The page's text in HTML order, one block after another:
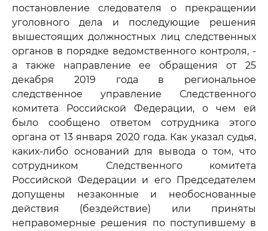
постановление следователя о прекращении
уголовного дела и последующие решения
вышестоящих должностных лиц следственных
органов в порядке ведомственного контроля, -
а также направление ее обращения от 25
декабря 2019 года в региональное
следственное управление Следственного
комитета Российской Федерации, о чем ей
было сообщено ответом сотрудника этого
органа от 13 января 2020 года. Как указал судья,
каких-либо оснований для вывода о том, что
сотрудником Следственного комитета
Российской Федерации и его Председателем
допущены незаконные и необоснованные
действия (бездействие) или приняты
неправомерные решения по поступившему в